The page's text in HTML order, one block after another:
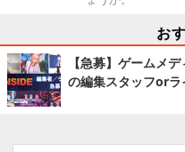
お
【急募】ゲームメ
の編集スタッフorラ